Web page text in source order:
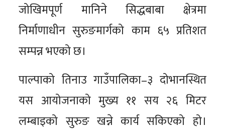
जोखिमपूर्ण मानिने सिद्धबाबा क्षेत्रमा
निर्माणाधीन सुरुङमार्गको काम ६५ प्रतिशत
सम्पन्न भएको छ।
पाल्पाको तिनाउ गाउँपालिका–३ दोभानस्थित
यस आयोजनाको मुख्य ११ सय २६ मिटर
लम्बाइको सुरुङ खन्ने कार्य सकिएको हो।